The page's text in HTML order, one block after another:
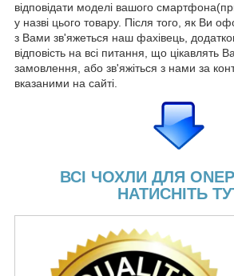
відповідати моделі вашого
у назві цього товару. Після того, як Ви
з Вами зв'яжеться наш фахівець,
відповість на всі питання, що цікавлять
замовлення, або зв'яжіться з нами за
вказаними на сайті.
ВСІ ЧОХЛИ ДЛЯ
НАТИСНІТЬ